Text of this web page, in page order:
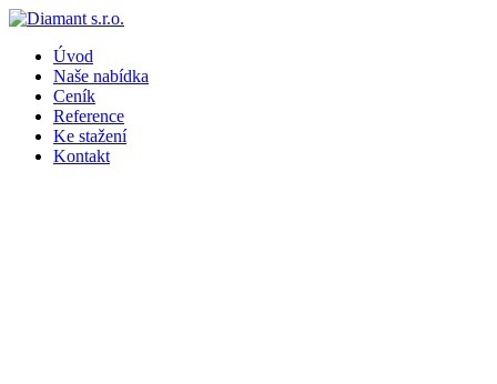
Úvod
Naše nabídka
Ceník
Reference
Ke stažení
Kontakt